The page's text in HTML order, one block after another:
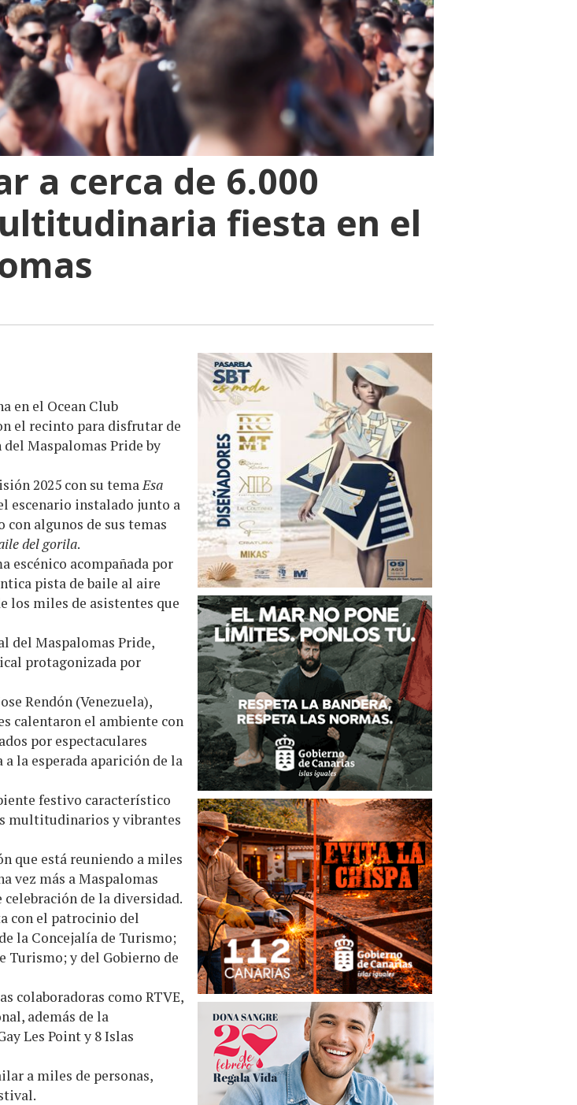
a cerca de 6.000
fiesta en el
en el Ocean Club
el recinto para disfrutar de
del Maspalomas Pride by
2025 con su temaEsa
escenario instalado junto a
algunos de sus temas
del gorila.
escénico acompañada por
pista de baile al aire
los miles de asistentes que
del Maspalomas Pride,
protagonizada por
Rendón (Venezuela),
calentaron el ambiente con
por espectaculares
la esperada aparición de la
festivo característico
multitudinarios y vibrantes
que está reuniendo a miles
vez más a Maspalomas
de la diversidad.
con el patrocinio del
la Concejalía de Turismo;
Turismo; y del Gobierno de
colaboradoras como RTVE,
además de la
Les Point y 8 Islas
a miles de personas,